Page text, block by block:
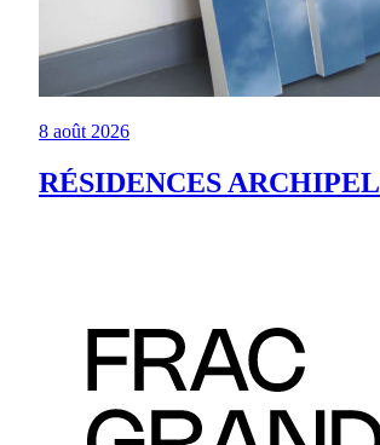
8 août 2026
RÉSIDENCES ARCHIPEL